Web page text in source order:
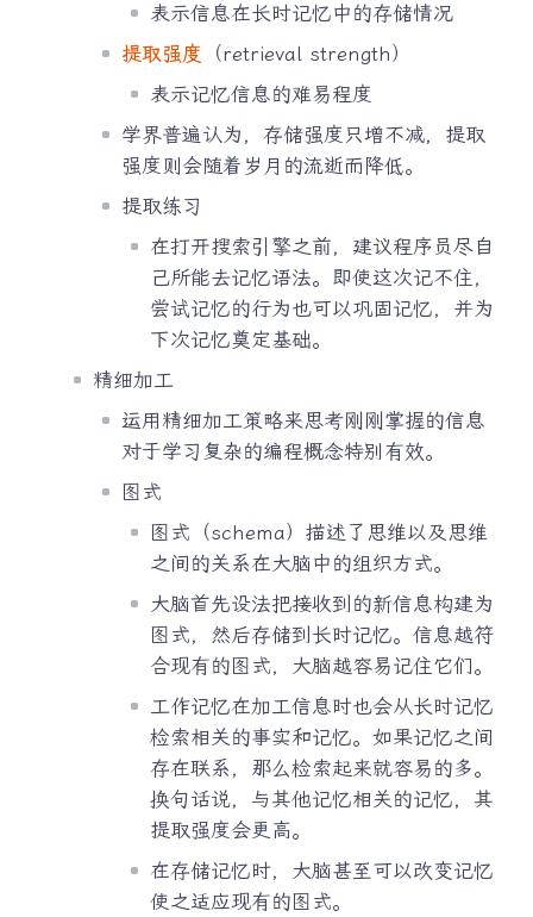
表示信息在长时记忆中的存储情况
提取强度 （retrieval strength）
表示记忆信息的难易程度
学界普遍认为，存储强度只增不减，提取
强度则会随着岁月的流逝而降低。
提取练习
在打开搜索引擎之前，建议程序员尽自
己所能去记忆语法。即使这次记不住，
尝试记忆的行为也可以巩固记忆，并为
下次记忆奠定基础。
精细加工
运用精细加工策略来思考刚刚掌握的信息
对于学习复杂的编程概念特别有效。
图式
图式（schema）描述了思维以及思维
之间的关系在大脑中的组织方式。
大脑首先设法把接收到的新信息构建为
图式，然后存储到长时记忆。信息越符
合现有的图式，大脑越容易记住它们。
工作记忆在加工信息时也会从长时记忆
检索相关的事实和记忆。如果记忆之间
存在联系，那么检索起来就容易的多。
换句话说，与其他记忆相关的记忆，其
提取强度会更高。
在存储记忆时，大脑甚至可以改变记忆
使之适应现有的图式。